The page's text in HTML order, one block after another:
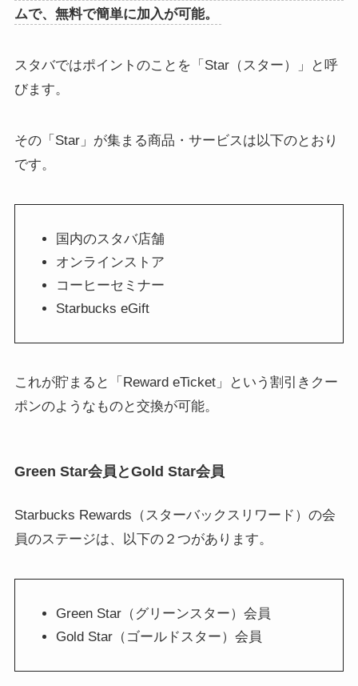
ムで、無料で簡単に加入が可能。
スタバではポイントのことを「Star（スター）」と呼
びます。
その「Star」が集まる商品・サービスは以下のとおり
です。
国内のスタバ店舗
オンラインストア
コーヒーセミナー
Starbucks eGift
これが貯まると「Reward eTicket」という割引きクー
ポンのようなものと交換が可能。
Green Star会員とGold Star会員
Starbucks Rewards（スターバックスリワード）の会
員のステージは、以下の２つがあります。
Green Star（グリーンスター）会員
Gold Star（ゴールドスター）会員